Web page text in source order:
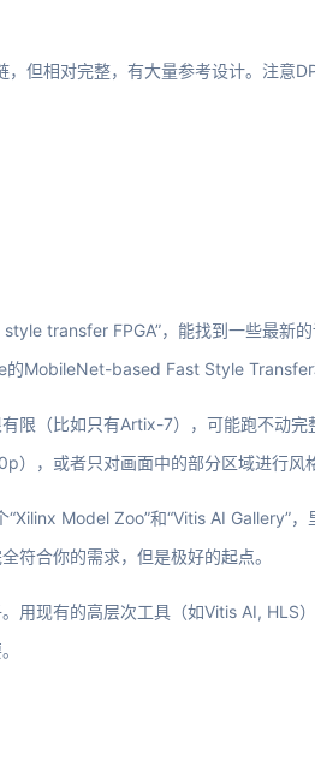
但相对完整，有大量参考设计。注意
transfer FPGA”，能找到一些最新
MobileNet-based Fast Style Transfer
限（比如只有Artix-7），可能跑不动
），或者只对画面中的部分区域进行风
Model Zoo”和“Vitis AI Gallery”
符合你的需求，但是极好的起点。
用现有的高层次工具（如Vitis AI, HLS